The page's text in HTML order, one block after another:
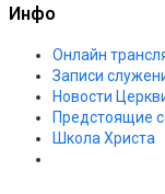
Инфо
Онлайн
Записи
Новости
Предстоящие
Школа Христа